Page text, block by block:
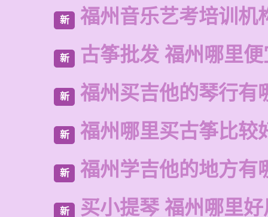
新 福州音乐艺考培训机
新 古筝批发 福州哪里便
新 福州买吉他的琴行有
新 福州哪里买古筝比较
新 福州学吉他的地方有
新 买小提琴 福州哪里